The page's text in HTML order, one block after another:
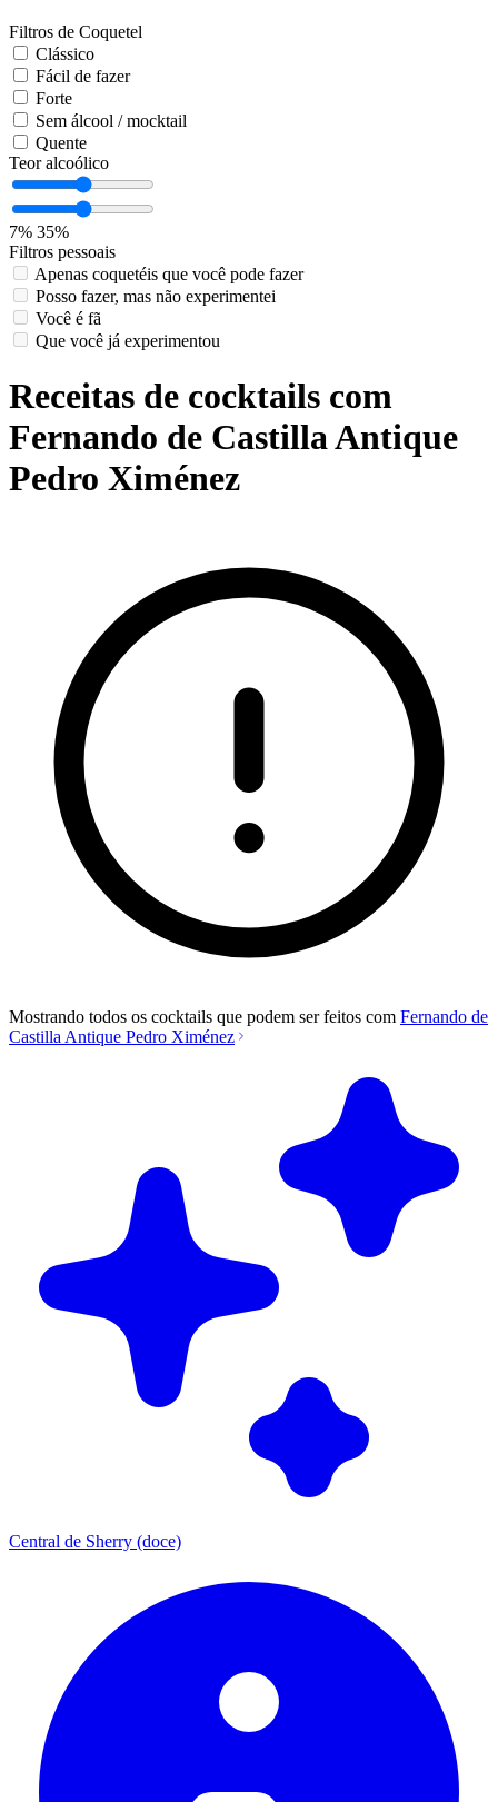
Filtros de Coquetel
Clássico
Fácil de fazer
Forte
Sem álcool / mocktail
Quente
Teor alcoólico
7% 35%
Filtros pessoais
Apenas coquetéis que você pode fazer
Posso fazer, mas não experimentei
Você é fã
Que você já experimentou
Receitas de cocktails com
Fernando de Castilla Antique
Pedro Ximénez
Mostrando todos os cocktails que podem ser feitos com Fernando de
Castilla Antique Pedro Ximénez
Central de Sherry (doce)